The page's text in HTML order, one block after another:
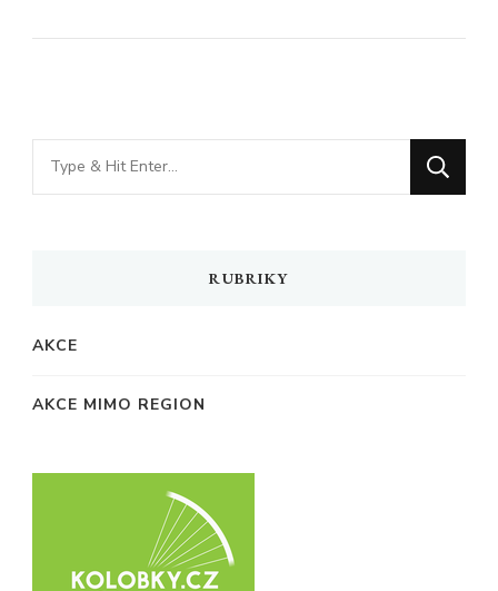
Hledáte
něco
RUBRIKY
AKCE
AKCE MIMO REGION